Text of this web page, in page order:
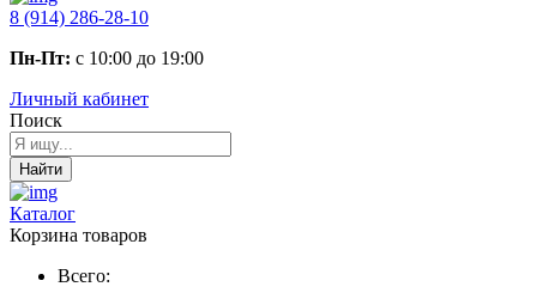
8 (914) 286-28-10
Пн-Пт: с 10:00 до 19:00
Личный кабинет
Поиск
Найти
Каталог
Корзина товаров
Всего: